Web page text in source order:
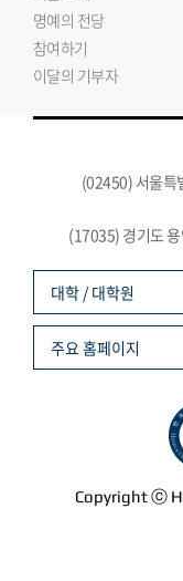
명예의 전당
참여하기
이달의 기부자
(02450) 서울특
(17035) 경기도
Copyright ⓒ
대학 / 대학원
주요 홈페이지